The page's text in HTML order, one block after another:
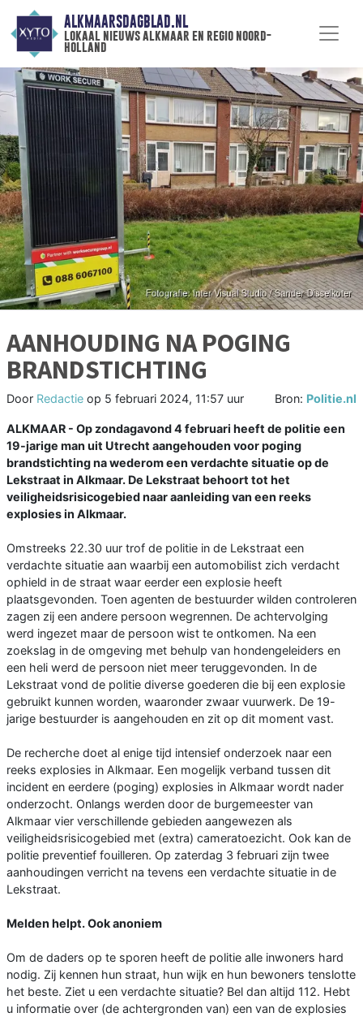
ALKMAARSDAGBLAD.NL
lokaal nieuws alkmaar en regio noord-
holland
AANHOUDING NA POGING
BRANDSTICHTING
Door Redactie op 5 februari 2024, 11:57 uur Bron: Politie.nl
ALKMAAR - Op zondagavond 4 februari heeft de politie een
19-jarige man uit Utrecht aangehouden voor poging
brandstichting na wederom een verdachte situatie op de
Lekstraat in Alkmaar. De Lekstraat behoort tot het
veiligheidsrisicogebied naar aanleiding van een reeks
explosies in Alkmaar.
Omstreeks 22.30 uur trof de politie in de Lekstraat een
verdachte situatie aan waarbij een automobilist zich verdacht
ophield in de straat waar eerder een explosie heeft
plaatsgevonden. Toen agenten de bestuurder wilden controleren
zagen zij een andere persoon wegrennen. De achtervolging
werd ingezet maar de persoon wist te ontkomen. Na een
zoekslag in de omgeving met behulp van hondengeleiders en
een heli werd de persoon niet meer teruggevonden. In de
Lekstraat vond de politie diverse goederen die bij een explosie
gebruikt kunnen worden, waaronder zwaar vuurwerk. De 19-
jarige bestuurder is aangehouden en zit op dit moment vast.
De recherche doet al enige tijd intensief onderzoek naar een
reeks explosies in Alkmaar. Een mogelijk verband tussen dit
incident en eerdere (poging) explosies in Alkmaar wordt nader
onderzocht. Onlangs werden door de burgemeester van
Alkmaar vier verschillende gebieden aangewezen als
veiligheidsrisicogebied met (extra) cameratoezicht. Ook kan de
politie preventief fouilleren. Op zaterdag 3 februari zijn twee
aanhoudingen verricht na tevens een verdachte situatie in de
Lekstraat.
Melden helpt. Ook anoniem
Om de daders op te sporen heeft de politie alle inwoners hard
nodig. Zij kennen hun straat, hun wijk en hun bewoners tenslotte
het beste. Ziet u een verdachte situatie? Bel dan altijd 112. Hebt
u informatie over (de achtergronden van) een van de explosies